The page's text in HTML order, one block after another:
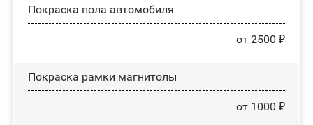
Покраска пола автомобиля
от 2500 ₽
Покраска рамки магнитолы
от 1000 ₽